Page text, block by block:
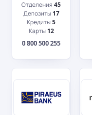
Отделения45
Депозиты 17
Кредиты5
Карты 12
0 800 500 255